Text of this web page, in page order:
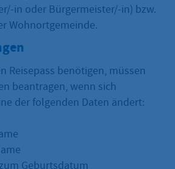
in oder Bürgermeister/-in) bzw.
Wohnortgemeinde.
Reisepass benötigen, müssen
beantragen, wenn sich
der folgenden Daten ändert:
Geburtsdatum